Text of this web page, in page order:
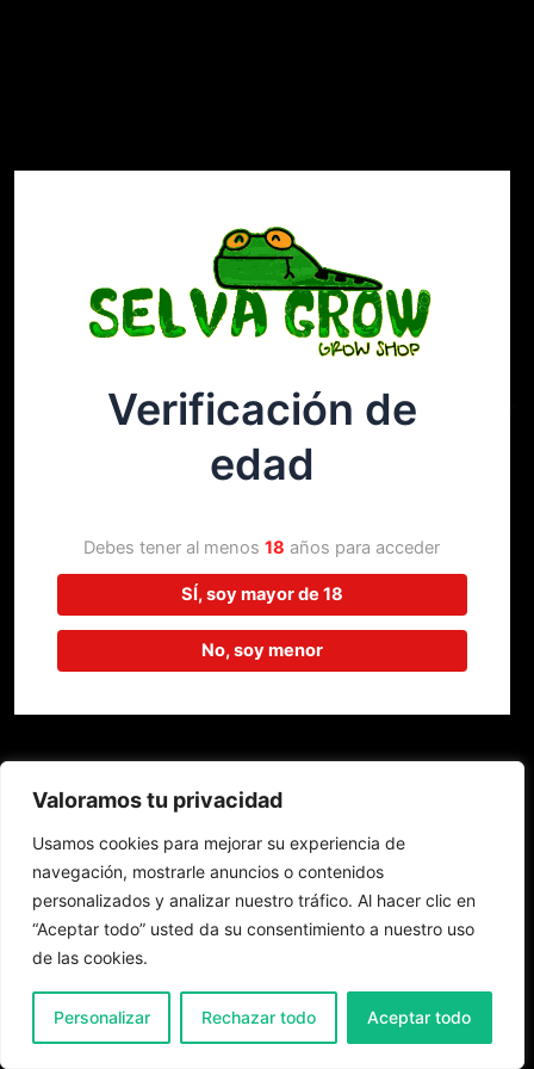
Valoramos tu privacidad
Usamos cookies para mejorar su experiencia de
navegación, mostrarle anuncios o contenidos
personalizados y analizar nuestro tráfico. Al hacer clic en
“Aceptar todo” usted da su consentimiento a nuestro uso
de las cookies.
Personalizar Rechazar todo Aceptar todo
¡Disculpa este desastre! Estamos
trabajando en algo increíble,
¡vuelve pronto!
Verificación de
edad
Debes tener al menos18 años para acceder
SÍ, soy mayor de 18
No, soy menor